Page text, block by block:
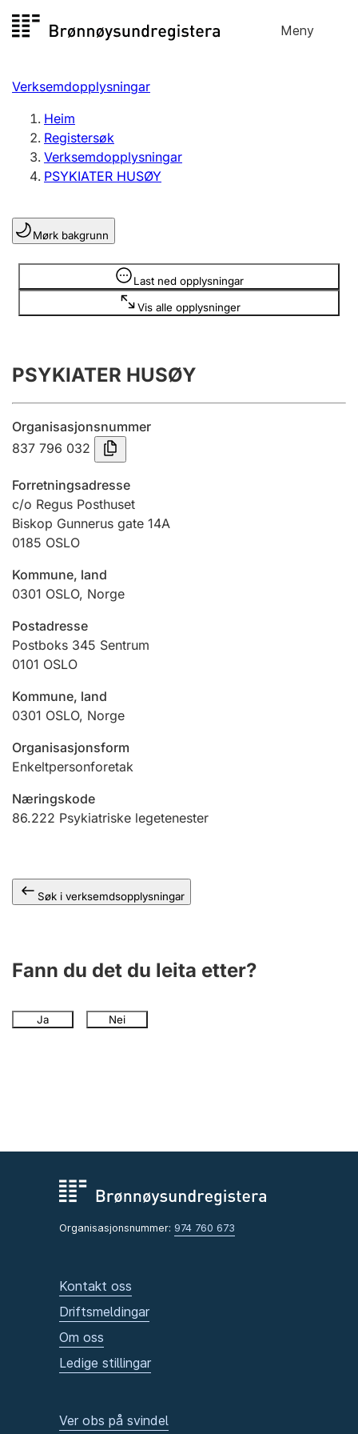
til
Meny
Registersøk
Aksjeselskap
Enkeltpersonføretak
Registrere, endre, slette
Lag og foreining
Registrere, endre, slette
Årsrekneskap
Innsending og forseinkingsgebyr
Jeger
Betaling og jegeravgiftskort
Ektepaktrettleiaren
Andre tema
Verksemdopplysningar
Heim
Registersøk
Verksemdopplysningar
PSYKIATER HUSØY
Mørk bakgrunn
Last ned opplysningar
Vis alle opplysninger
Opplysninger er skjult
PSYKIATER HUSØY
Organisasjonsnummer
837 796 032
Forretningsadresse
c/o Regus Posthuset
Biskop Gunnerus gate 14A
0185 OSLO
Kommune, land
0301 OSLO, Norge
Postadresse
Postboks 345 Sentrum
0101 OSLO
Kommune, land
0301 OSLO, Norge
Organisasjonsform
Enkeltpersonforetak
Næringskode
86.222 Psykiatriske legetenester
Søk i verksemdsopplysningar
Fann du det du leita etter?
Ja Nei
Organisasjonsnummer: 974 760 673
Kontakt oss
Driftsmeldingar
Om oss
Ledige stillingar
Ver obs på svindel